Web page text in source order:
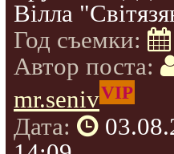
Вілла
Год съемки:
Автор поста:
mr.senivVIP
Дата: